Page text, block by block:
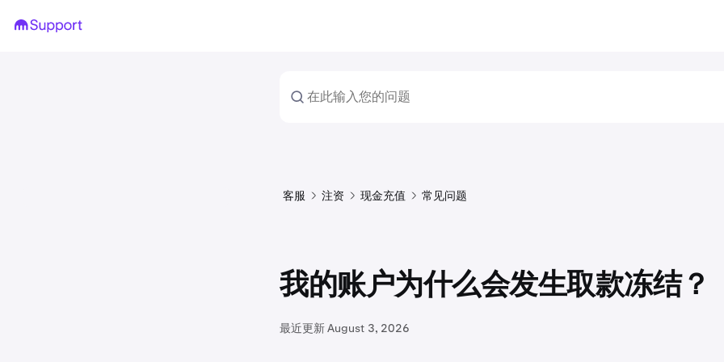
客服 注资 现金充值 常见问题
我的账户为什么会发生取款冻结？
最近更新August 3, 2026